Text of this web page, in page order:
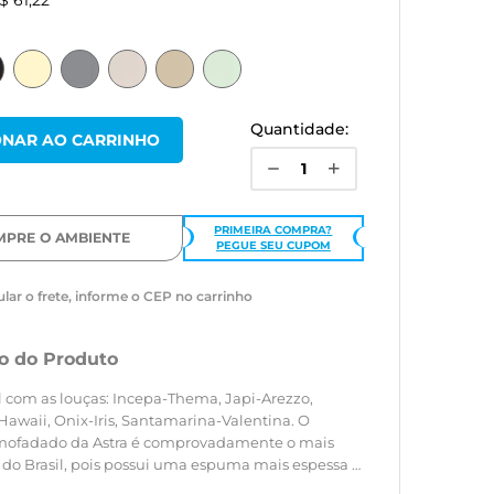
Quantidade:
O AMBIENTE
PRIMEIRA COMPRA?
PEGUE SEU CUPOM
o frete, informe o CEP no carrinho
do Produto
as louças: Incepa-Thema, Japi-Arezzo,
Onix-Iris, Santamarina-Valentina. O
da Astra é comprovadamente o mais
Brasil, pois possui uma espuma mais espessa e
opções de cores, fiéis às cores dos vasos